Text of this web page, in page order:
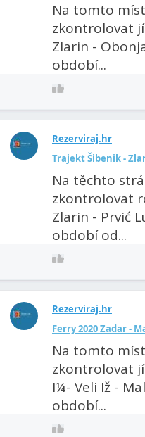
Na tomto
zkontrolovat
Zlarin -
období...
Rezerviraj.hr
Trajekt Šibenik -
Na těchto
zkontrolovat
Zlarin - Prvić
období od...
Rezerviraj.hr
Ferry 2020 Zadar -
Na tomto
zkontrolovat
I¼- Veli Iž -
období...